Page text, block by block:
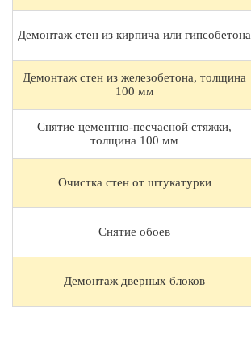
Демонтаж стен из кирпича или гипсобетона
Демонтаж стен из железобетона, толщина
100 мм
Снятие цементно-песчасной стяжки,
толщина 100 мм
Очистка стен от штукатурки
Снятие обоев
Демонтаж дверных блоков